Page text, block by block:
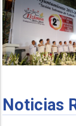
Noticias